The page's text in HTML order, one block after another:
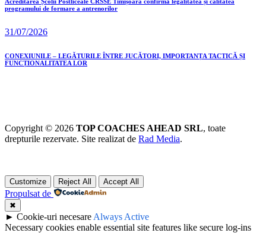
programului de formare a antrenorilor
31/07/2026
CONEXIUNILE – LEGĂTURILE ÎNTRE JUCĂTORI, IMPORTANȚA TACTICĂ ȘI
FUNCȚIONALITATEA LOR
Copyright © 2026 TOP COACHES AHEAD SRL, toate
drepturile rezervate. Site realizat de Rad Media.
Customize Reject All Accept All
Propulsat de
✖
► Cookie-uri necesare Always Active
Necessary cookies enable essential site features like secure log-ins